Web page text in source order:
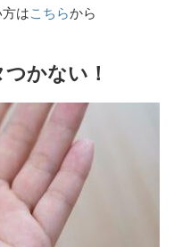
はこちらから
かない！